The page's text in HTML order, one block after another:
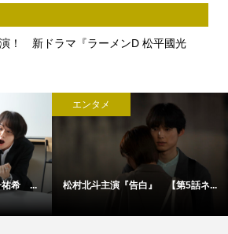
！ 新ドラマ『ラーメンD 松平國光
祐希 ...
エンタメ
松村北斗主演『告白』 【第5話ネ...